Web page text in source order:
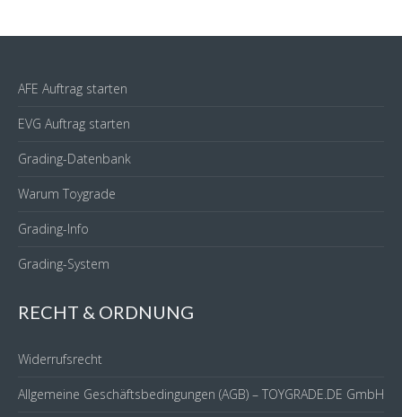
AFE Auftrag starten
EVG Auftrag starten
Grading-Datenbank
Warum Toygrade
Grading-Info
Grading-System
RECHT & ORDNUNG
Widerrufsrecht
Allgemeine Geschäftsbedingungen (AGB) – TOYGRADE.DE GmbH